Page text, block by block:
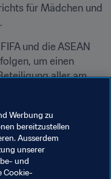
für Mädchen und
und die ASEAN
um einen
aller am
und ausgegrenzten
die Verbesserung
die Wahrung der
des
Bekämpfung von
Werbung zu
bereitzustellen
Ausserdem
unserer
und
Cookie-